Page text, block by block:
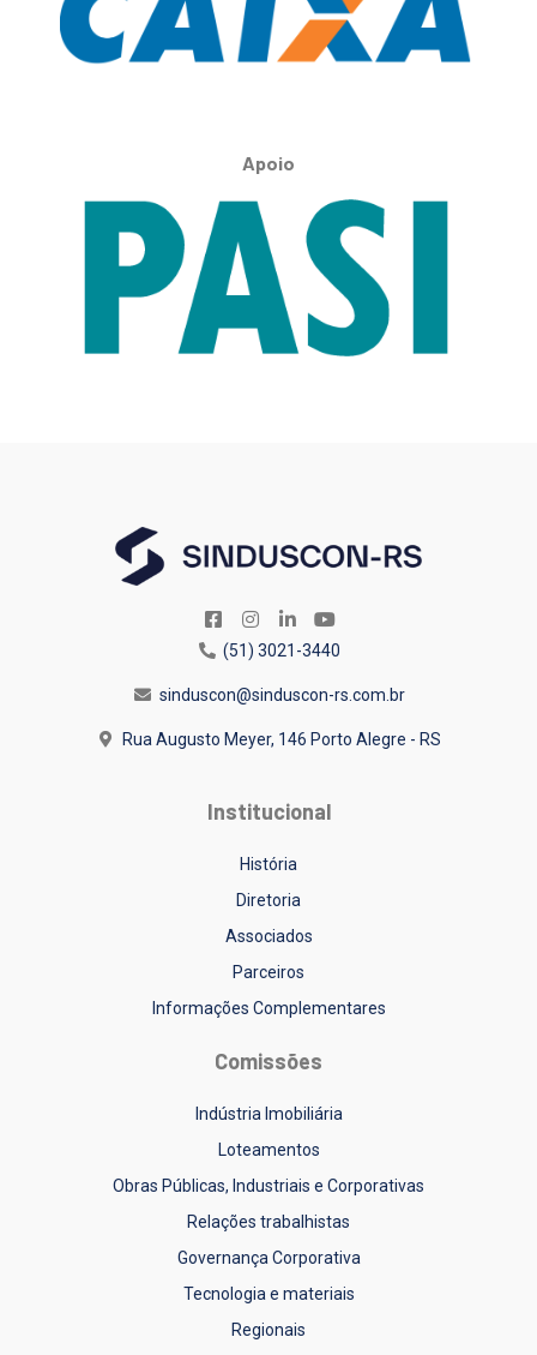
Apoio
(51) 3021-3440
sinduscon@sinduscon-rs.com.br
Rua Augusto Meyer, 146 Porto Alegre - RS
Institucional
História
Diretoria
Associados
Parceiros
Informações Complementares
Comissões
Indústria Imobiliária
Loteamentos
Obras Públicas, Industriais e Corporativas
Relações trabalhistas
Governança Corporativa
Tecnologia e materiais
Regionais